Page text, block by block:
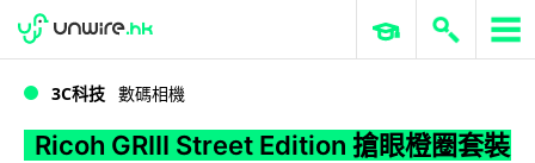
WWDC 2026 ERP 與商業 AI
3C科技 數碼相機
Ricoh GRIII Street Edition 搶眼橙圈套裝